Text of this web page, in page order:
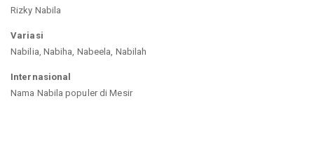
Rizky Nabila
Variasi
Nabilia, Nabiha, Nabeela, Nabilah
Internasional
Nama Nabila populer di Mesir